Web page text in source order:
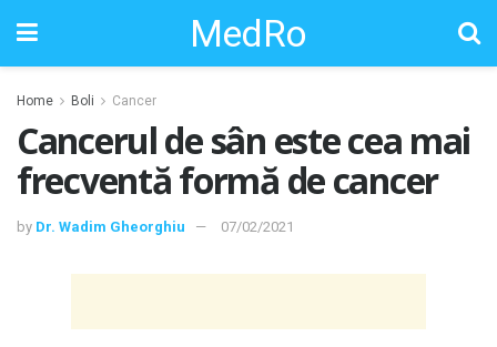
MedRo
Home Boli Cancer
Cancerul de sân este cea mai
frecventă formă de cancer
by Dr. Wadim Gheorghiu 07/02/2021